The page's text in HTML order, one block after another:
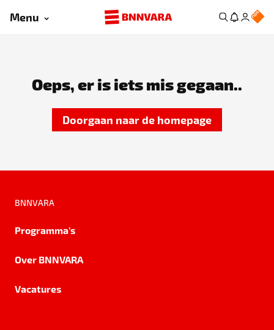
Menu
Oeps, er is iets mis gegaan..
Doorgaan naar de homepage
BNNVARA
Programma's
Over BNNVARA
Vacatures